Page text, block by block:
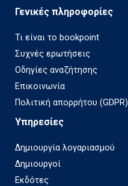
Γενικές πληροφορίες
Τι είναι το bookpoint
Συχνές ερωτήσεις
Οδηγίες αναζήτησης
Επικοινωνία
Πολιτική απορρήτου (GDPR)
Υπηρεσίες
Δημιουργία λογαριασμού
Δημιουργοί
Εκδότες